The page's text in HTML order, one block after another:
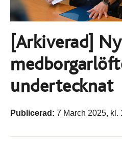
[Arkiverad]
undertecknat
Publicerad: 7 March 2025, kl.